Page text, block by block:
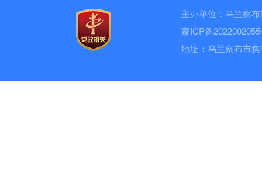
主办单位：乌兰察
蒙ICP备
地址：乌兰察布